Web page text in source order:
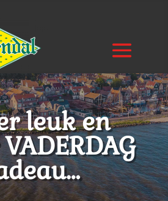
leuk en